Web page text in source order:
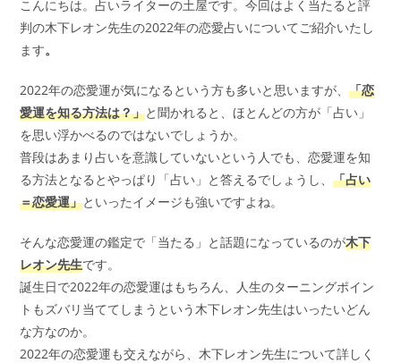
こんにちは。占いライターの土屋です。今回はよく当たると評
判の木下レオン先生の2022年の恋愛占いについてご紹介いたし
ます。
2022年の恋愛運が気になるという方も多いと思いますが、「恋
愛運を知る方法は？」と聞かれると、ほとんどの方が「占い」
を思い浮かべるのではないでしょうか。
普段はあまり占いを意識していないという人でも、恋愛運を知
る方法となるとやっぱり「占い」と答えるでしょうし、「占い
＝恋愛運」といったイメージも強いですよね。
そんな恋愛運の鑑定で「当たる」と話題になっているのが木下
レオン先生です。
誕生日で2022年の恋愛運はもちろん、人生のターニングポイン
トもズバリ当ててしまうという木下レオン先生はいったいどん
な方なのか。
2022年の恋愛運も交えながら、木下レオン先生について詳しく